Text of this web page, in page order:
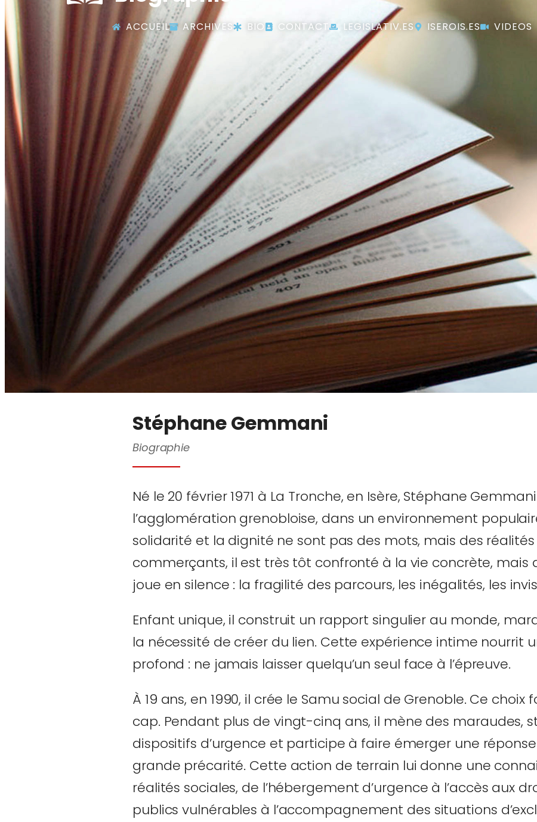
ACCUEIL ARCHIVES BIO CONTACT LEGISLATIV.ES ISEROIS.ES VIDEOS
Stéphane Gemmani
Biographie
Né le 20 février 1971 à La Tronche, en Isère, Stéphane
l’agglomération grenobloise, dans un environnement
solidarité et la dignité ne sont pas des mots, mais des réalités
commerçants, il est très tôt confronté à la vie concrète, mais
joue en silence : la fragilité des parcours, les inégalités, les
Enfant unique, il construit un rapport singulier au monde,
la nécessité de créer du lien. Cette expérience intime nourrit
profond : ne jamais laisser quelqu’un seul face à l’épreuve.
À 19 ans, en 1990, il crée le Samu social de Grenoble. Ce
cap. Pendant plus de vingt-cinq ans, il mène des maraudes,
dispositifs d’urgence et participe à faire émerger une
grande précarité. Cette action de terrain lui donne une
réalités sociales, de l’hébergement d’urgence à l’accès aux
publics vulnérables à l’accompagnement des situations